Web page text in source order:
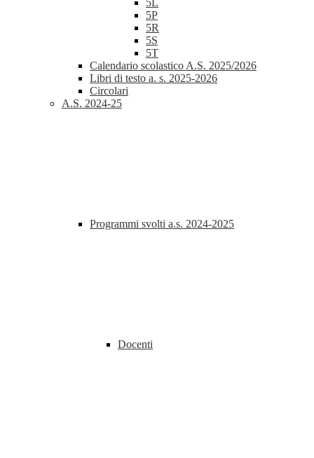
5L
5P
5R
5S
5T
Calendario scolastico A.S. 2025/2026
Libri di testo a. s. 2025-2026
Circolari
A.S. 2024-25
Programmi svolti a.s. 2024-2025
Docenti